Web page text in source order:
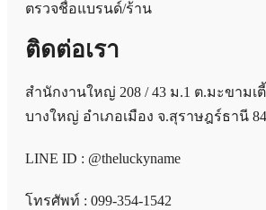
ตรวจชื่อแบรนด์/ร้าน
ติดต่อเรา
สำนักงานใหญ่ 208 / 43 ม.1 ต.มะขามเ
บางใหญ่ อำเภอเมือง จ.สุราษฎร์ธานี
LINE ID : @theluckyname
โทรศัพท์ : 099-354-1542